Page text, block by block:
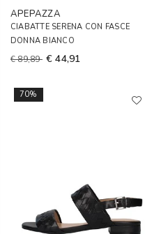
APEPAZZA
CIABATTE SERENA CON FASCE
DONNA BIANCO
€ 89,89 € 44,91
70%